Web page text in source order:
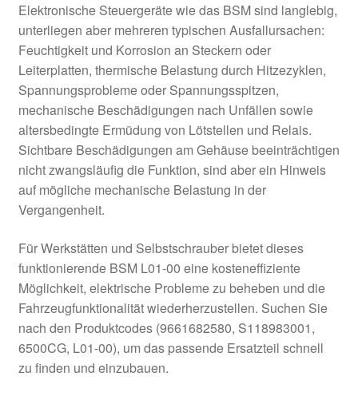
Elektronische Steuergeräte wie das BSM sind langlebig,
unterliegen aber mehreren typischen Ausfallursachen:
Feuchtigkeit und Korrosion an Steckern oder
Leiterplatten, thermische Belastung durch Hitzezyklen,
Spannungsprobleme oder Spannungsspitzen,
mechanische Beschädigungen nach Unfällen sowie
altersbedingte Ermüdung von Lötstellen und Relais.
Sichtbare Beschädigungen am Gehäuse beeinträchtigen
nicht zwangsläufig die Funktion, sind aber ein Hinweis
auf mögliche mechanische Belastung in der
Vergangenheit.
Für Werkstätten und Selbstschrauber bietet dieses
funktionierende BSM L01-00 eine kosteneffiziente
Möglichkeit, elektrische Probleme zu beheben und die
Fahrzeugfunktionalität wiederherzustellen. Suchen Sie
nach den Produktcodes (9661682580, S118983001,
6500CG, L01-00), um das passende Ersatzteil schnell
zu finden und einzubauen.